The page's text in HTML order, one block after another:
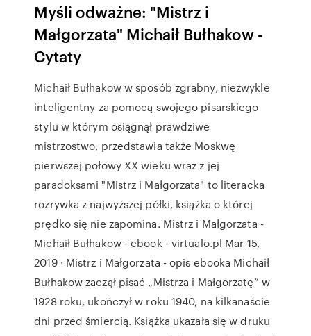
Myśli odważne: "Mistrz i
Małgorzata" Michaił Bułhakow -
Cytaty
Michaił Bułhakow w sposób zgrabny, niezwykle
inteligentny za pomocą swojego pisarskiego
stylu w którym osiągnął prawdziwe
mistrzostwo, przedstawia także Moskwę
pierwszej połowy XX wieku wraz z jej
paradoksami "Mistrz i Małgorzata" to literacka
rozrywka z najwyższej półki, książka o której
prędko się nie zapomina. Mistrz i Małgorzata -
Michaił Bułhakow - ebook - virtualo.pl Mar 15,
2019 · Mistrz i Małgorzata - opis ebooka Michaił
Bułhakow zaczął pisać „Mistrza i Małgorzatę” w
1928 roku, ukończył w roku 1940, na kilkanaście
dni przed śmiercią. Książka ukazała się w druku